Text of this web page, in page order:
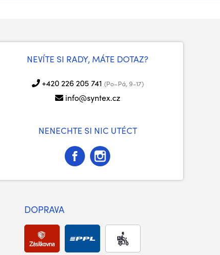
NEVÍTE SI RADY, MÁTE DOTAZ?
+420 226 205 741 (Po–Pá, 9-17)
info@syntex.cz
NENECHTE SI NIC UTÉCT
DOPRAVA